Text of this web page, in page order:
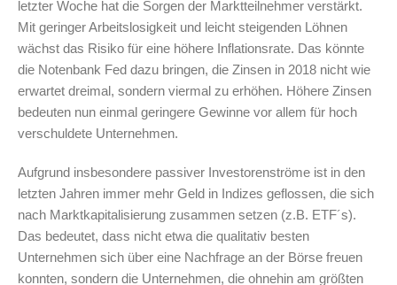
letzter Woche hat die Sorgen der Marktteilnehmer verstärkt.
Mit geringer Arbeitslosigkeit und leicht steigenden Löhnen
wächst das Risiko für eine höhere Inflationsrate. Das könnte
die Notenbank Fed dazu bringen, die Zinsen in 2018 nicht wie
erwartet dreimal, sondern viermal zu erhöhen. Höhere Zinsen
bedeuten nun einmal geringere Gewinne vor allem für hoch
verschuldete Unternehmen.
Aufgrund insbesondere passiver Investorenströme ist in den
letzten Jahren immer mehr Geld in Indizes geflossen, die sich
nach Marktkapitalisierung zusammen setzen (z.B. ETF´s).
Das bedeutet, dass nicht etwa die qualitativ besten
Unternehmen sich über eine Nachfrage an der Börse freuen
konnten, sondern die Unternehmen, die ohnehin am größten